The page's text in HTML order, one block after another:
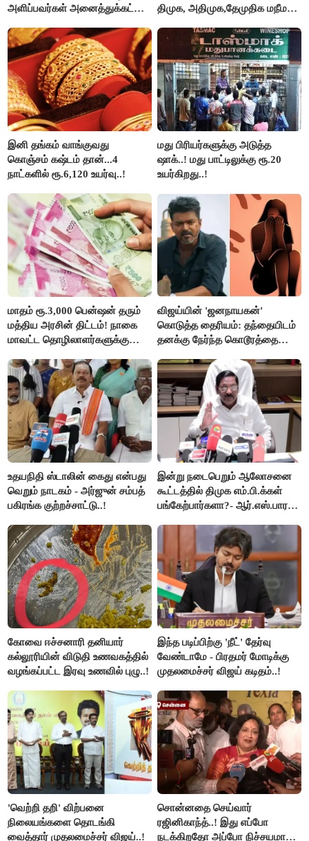
அளிப்பவர்கள் அனைத்துக்கட்சி
பங்கேற்பார்கள் - மாணிக்கம்
தாகூர்..!!
திமுக, அதிமுக,தேமுதிக மநீம
இனி தங்கம் வாங்குவது
கொஞ்சம் கஷ்டம் தான்...4
நாட்களில் ரூ.6,120 உயர்வு..!
மது பிரியர்களுக்கு அடுத்த
ஷாக்..! மது பாட்டிலுக்கு ரூ.20
உயர்கிறது..!
மாதம் ரூ.3,000 பென்ஷன் தரும்
மத்திய அரசின் திட்டம்! நாகை
மாவட்ட தொழிலாளர்களுக்கு
செய்தி!
விஜய்யின் 'ஜனநாயகன்'
கொடுத்த தைரியம்: தந்தையிடம்
தனக்கு நேர்ந்த கொடூரத்தை
உதயநிதி ஸ்டாலின் கைது என்பது
வெறும் நாடகம் - அர்ஜுன் சம்பத்
பகிரங்க குற்றச்சாட்டு..!
இன்று நடைபெறும் ஆலோசனை
கூட்டத்தில் திமுக எம்.பி.க்கள்
பங்கேற்பார்களா?- ஆர்.எஸ்.பாரதி
கோவை ஈச்சனாரி தனியார்
கல்லூரியின் விடுதி உணவகத்தில்
வழங்கப்பட்ட இரவு உணவில் புழு..!
இந்த படிப்பிற்கு 'நீட்' தேர்வு
வேண்டாமே - பிரதமர் மோடிக்கு
முதலமைச்சர் விஜய் கடிதம்..!
'வெற்றி தறி' விற்பனை
நிலையங்களை தொடங்கி
வைத்தார் முதலமைச்சர் விஜய்..!
சொன்னதை செய்வார்
ரஜினிகாந்த்..! இது எப்போ
நடக்கிறதோ அப்போ நிச்சயமாக